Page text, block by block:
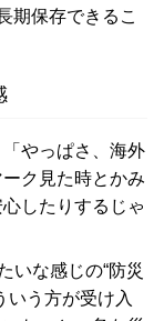
期保存できるこ
やっぱさ、海外
ク見た時とかみ
したりするじゃ
いな感じの“防災
いう方が受け入